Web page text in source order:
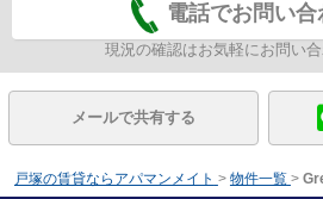
電話でお問い合
現況の確認はお気軽にお問い合
メールで共有する
戸塚の賃貸ならアパマンメイト > 物件一覧 >